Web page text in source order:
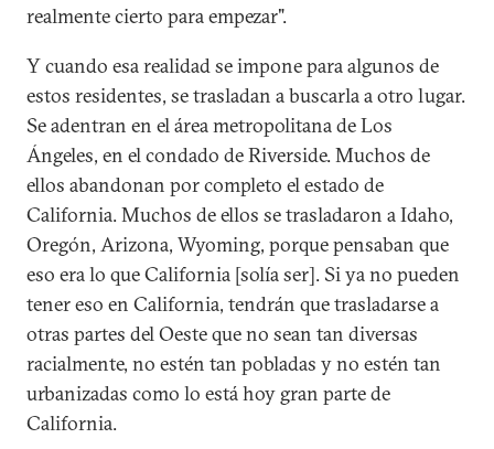
realmente cierto para empezar".
Y cuando esa realidad se impone para algunos de
estos residentes, se trasladan a buscarla a otro lugar.
Se adentran en el área metropolitana de Los
Ángeles, en el condado de Riverside. Muchos de
ellos abandonan por completo el estado de
California. Muchos de ellos se trasladaron a Idaho,
Oregón, Arizona, Wyoming, porque pensaban que
eso era lo que California [solía ser]. Si ya no pueden
tener eso en California, tendrán que trasladarse a
otras partes del Oeste que no sean tan diversas
racialmente, no estén tan pobladas y no estén tan
urbanizadas como lo está hoy gran parte de
California.